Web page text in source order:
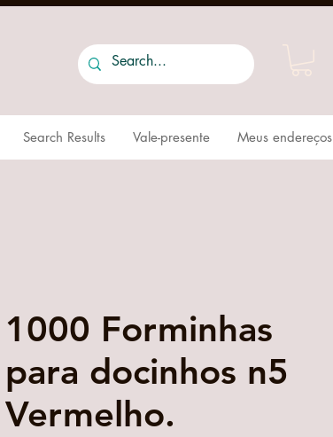
Search Results Vale-presente Meus endereços
1000 Forminhas
para docinhos n5
Vermelho.